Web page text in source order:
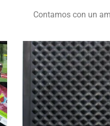
Contamos con un